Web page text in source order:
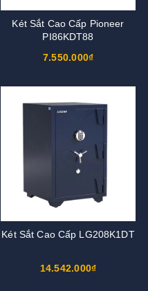
Két Sắt Cao Cấp Pioneer
PI86KDT88
7.550.000₫
Két Sắt Cao Cấp LG208K1DT
14.542.000₫